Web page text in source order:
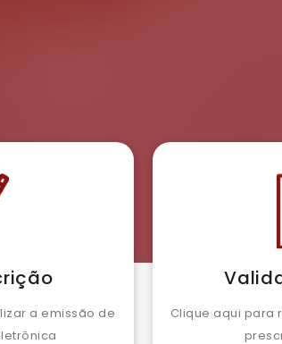
a emissão de
Clique aqui para